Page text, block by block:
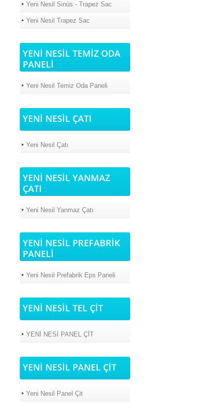
Yeni Nesil Sinüs - Trapez Sac
Yeni Nesil Trapez Sac
YENİ NESİL TEMİZ ODA
PANELİ
Yeni Nesil Temiz Oda Paneli
YENİ NESİL ÇATI
Yeni Nesil Çatı
YENİ NESİL YANMAZ
ÇATI
Yeni Nesil Yanmaz Çatı
YENİ NESİL PREFABRİK
PANELİ
Yeni Nesil Prefabrik Eps Paneli
YENİ NESİL TEL ÇİT
YENİ NESİ PANEL ÇİT
YENİ NESİL PANEL ÇİT
Yeni Nesil Panel Çit